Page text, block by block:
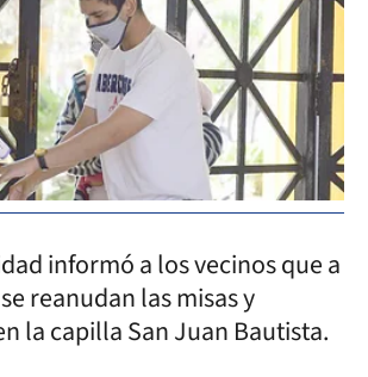
informó a los vecinos que a
reanudan las misas y
la capilla San Juan Bautista.